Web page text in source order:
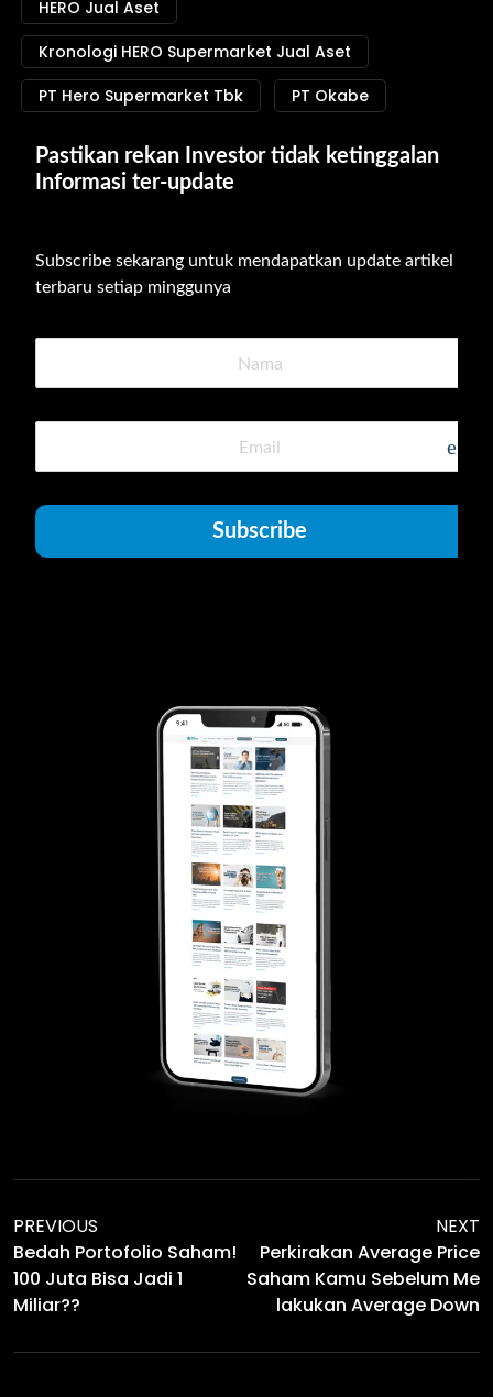
HERO Jual Aset
Kronologi HERO Supermarket Jual Aset
PT Hero Supermarket Tbk
PT Okabe
Pastikan rekan Investor tidak ketinggalan
Informasi ter-update
Subscribe sekarang untuk mendapatkan update artikel
terbaru setiap minggunya
Subscribe
PREVIOUS
Bedah Portofolio Saham!
100 Juta Bisa Jadi 1
Miliar??
NEXT
Perkirakan Average Price
Saham Kamu Sebelum Me
Lakukan Average Down